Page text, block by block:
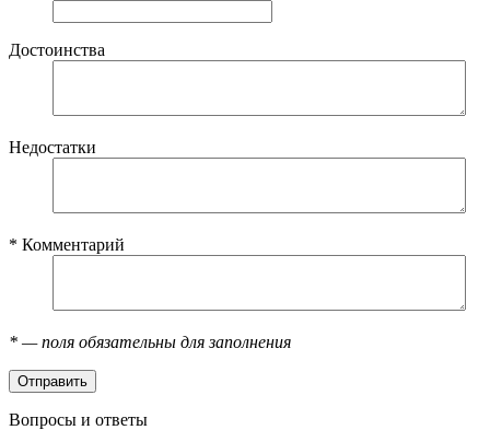
Достоинства
Недостатки
* Комментарий
* — поля обязательны для заполнения
Вопросы и ответы